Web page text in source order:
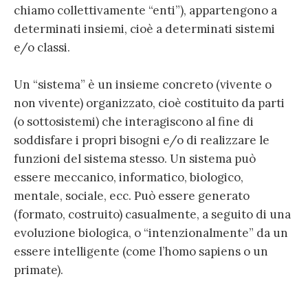
chiamo collettivamente “enti”), appartengono a
determinati insiemi, cioè a determinati sistemi
e/o classi.
Un “sistema” è un insieme concreto (vivente o
non vivente) organizzato, cioè costituito da parti
(o sottosistemi) che interagiscono al fine di
soddisfare i propri bisogni e/o di realizzare le
funzioni del sistema stesso. Un sistema può
essere meccanico, informatico, biologico,
mentale, sociale, ecc. Può essere generato
(formato, costruito) casualmente, a seguito di una
evoluzione biologica, o “intenzionalmente” da un
essere intelligente (come l’homo sapiens o un
primate).